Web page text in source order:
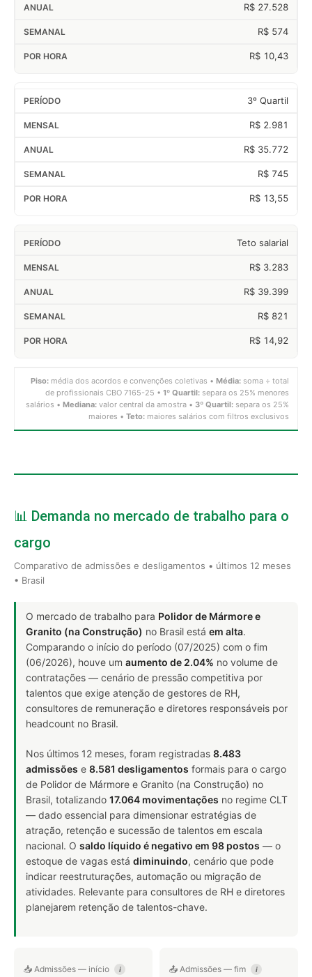
R$ 27.528
R$ 574
R$ 10,43
3º Quartil
R$ 2.981
R$ 35.772
R$ 745
R$ 13,55
Teto salarial
R$ 3.283
R$ 39.399
R$ 821
R$ 14,92
Piso: média dos acordos e convenções coletivas • Média: soma ÷ total
de profissionais CBO 7165-25 • 1º Quartil: separa os 25% menores
salários • Mediana: valor central da amostra • 3º Quartil: separa os 25%
maiores • Teto: maiores salários com filtros exclusivos
📊 Demanda no mercado de trabalho para o
cargo
Comparativo de admissões e desligamentos • últimos 12 meses
• Brasil
O mercado de trabalho para Polidor de Mármore e
Granito (na Construção) no Brasil está em alta.
Comparando o início do período (07/2025) com o fim
(06/2026), houve um aumento de 2.04% no volume de
contratações — cenário de pressão competitiva por
talentos que exige atenção de gestores de RH,
consultores de remuneração e diretores responsáveis por
headcount no Brasil.
Nos últimos 12 meses, foram registradas 8.483
admissões e 8.581 desligamentos formais para o cargo
de Polidor de Mármore e Granito (na Construção) no
Brasil, totalizando 17.064 movimentações no regime CLT
— dado essencial para dimensionar estratégias de
atração, retenção e sucessão de talentos em escala
nacional. O saldo líquido é negativo em 98 postos — o
estoque de vagas está diminuindo, cenário que pode
indicar reestruturações, automação ou migração de
atividades. Relevante para consultores de RH e diretores
planejarem retenção de talentos-chave.
📥 Admissões — início i 📤 Admissões — fim i